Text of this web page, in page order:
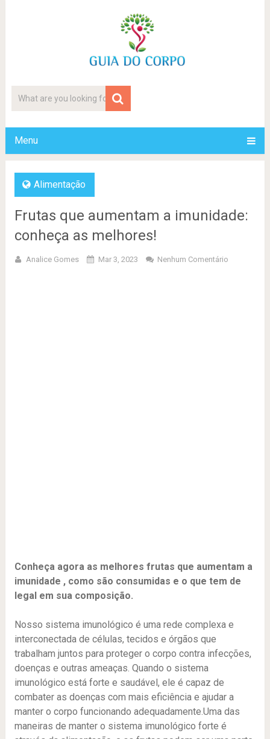
Menu
Alimentação
Frutas que aumentam a imunidade:
conheça as melhores!
Analice Gomes Mar 3, 2023 Nenhum Comentário
Conheça agora as melhores frutas que aumentam a
imunidade , como são consumidas e o que tem de
legal em sua composição.
Nosso sistema imunológico é uma rede complexa e
interconectada de células, tecidos e órgãos que
trabalham juntos para proteger o corpo contra infecções,
doenças e outras ameaças. Quando o sistema
imunológico está forte e saudável, ele é capaz de
combater as doenças com mais eficiência e ajudar a
manter o corpo funcionando adequadamente.Uma das
maneiras de manter o sistema imunológico forte é